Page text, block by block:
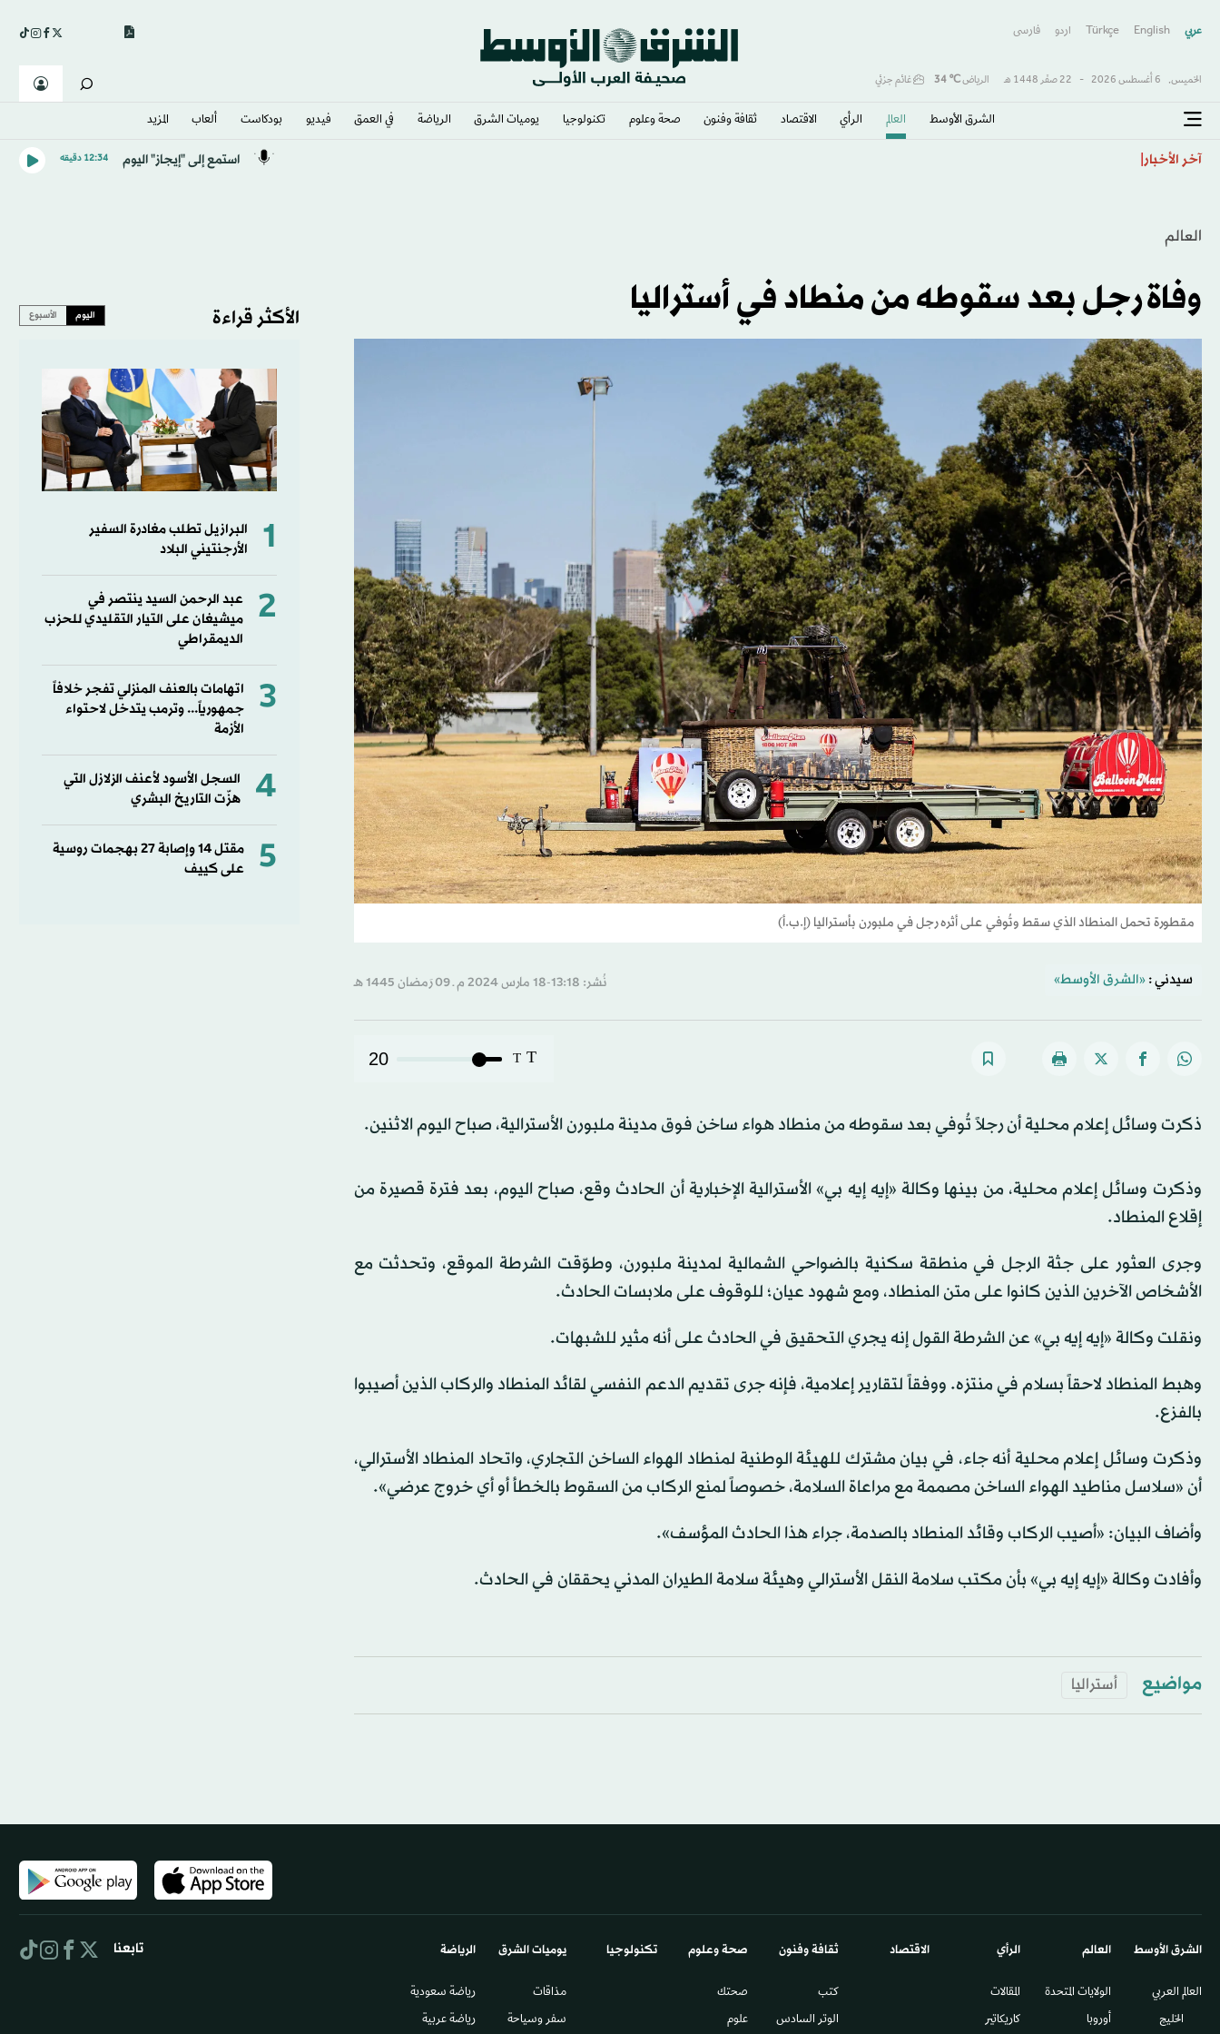
عربي English
Türkçe اردو فارسى
الخميس, 6 أغسطس 2026 - 22 صفَر 1448 هـ الرياض℃
34 غائم جزئي
الشرق الأوسط​ العالم الرأي الاقتصاد ثقافة وفنون صحة وعلوم تكنولوجيا يوميات الشرق​ الرياضة في العمق فيديو بودكاست ألعاب المزيد
آخر الأخبار استمع إلى "إيجاز" اليوم 12:34 دقيقه
العالم
وفاة رجل بعد سقوطه من منطاد في أستراليا
مقطورة تحمل المنطاد الذي سقط وتُوفي على أثره رجل في ملبورن بأستراليا (إ.ب.أ)
سيدني : «الشرق الأوسط» نُشر: 13:18-18 مارس 2024 م ـ 09 رَمضان 1445 هـ
T
T
20
ذكرت وسائل إعلام محلية أن رجلاً تُوفي بعد سقوطه من منطاد هواء ساخن فوق مدينة ملبورن الأسترالية، صباح اليوم الاثنين.
وذكرت وسائل إعلام محلية، من بينها وكالة «إيه إيه بي» الأسترالية الإخبارية أن الحادث وقع، صباح اليوم، بعد فترة قصيرة من
إقلاع المنطاد.
وجرى العثور على جثة الرجل في منطقة سكنية بالضواحي الشمالية لمدينة ملبورن، وطوّقت الشرطة الموقع، وتحدثت مع
الأشخاص الآخرين الذين كانوا على متن المنطاد، ومع شهود عيان؛ للوقوف على ملابسات الحادث.
ونقلت وكالة «إيه إيه بي» عن الشرطة القول إنه يجري التحقيق في الحادث على أنه مثير للشبهات.
وهبط المنطاد لاحقاً بسلام في منتزه. ووفقاً لتقارير إعلامية، فإنه جرى تقديم الدعم النفسي لقائد المنطاد والركاب الذين أصيبوا
بالفزع.
وذكرت وسائل إعلام محلية أنه جاء، في بيان مشترك للهيئة الوطنية لمنطاد الهواء الساخن التجاري، واتحاد المنطاد الأسترالي،
أن «سلاسل مناطيد الهواء الساخن مصممة مع مراعاة السلامة، خصوصاً لمنع الركاب من السقوط بالخطأ أو أي خروج عرضي».
وأضاف البيان: «أصيب الركاب وقائد المنطاد بالصدمة، جراء هذا الحادث المؤسف».
وأفادت وكالة «إيه إيه بي» بأن مكتب سلامة النقل الأسترالي وهيئة سلامة الطيران المدني يحققان في الحادث.
مواضيع أستراليا
الأكثر قراءة اليوم الأسبوع
1
البرازيل تطلب مغادرة السفير
الأرجنتيني البلاد
2
عبد الرحمن السيد ينتصر في
ميشيغان على التيار التقليدي للحزب
الديمقراطي
3
اتهامات بالعنف المنزلي تفجر خلافاً
جمهورياً... وترمب يتدخل لاحتواء
الأزمة
4
السجل الأسود لأعنف الزلازل التي
هزّت التاريخ البشري
5
مقتل ⁠14 وإصابة ‌27 بهجمات روسية
على كييف
الشرق الأوسط​
العالم العربي
الخليج
العالم
الولايات المتحدة
أوروبا
الرأي
المقالات
كاريكاتير
الاقتصاد ثقافة وفنون
كتب
الوتر السادس​
صحة وعلوم
صحتك
علوم
تكنولوجيا يوميات الشرق​
مذاقات
سفر وسياحة
الرياضة
رياضة سعودية
رياضة عربية
تابعنا